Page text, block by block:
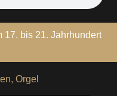
17. bis 21.
Orgel